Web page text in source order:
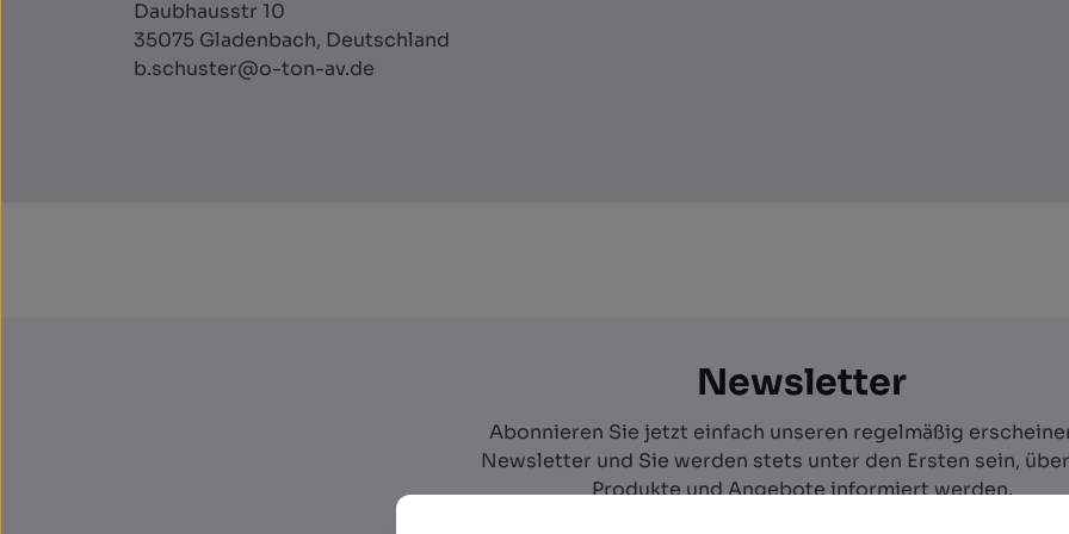
Daubhausstr 10
35075 Gladenbach, Deutschland
b.schuster@o-ton-av.de
Newsletter
Abonnieren Sie jetzt einfach unseren regelmäßig
Newsletter und Sie werden stets unter den Ersten sein,
Produkte und Angebote informiert werden.